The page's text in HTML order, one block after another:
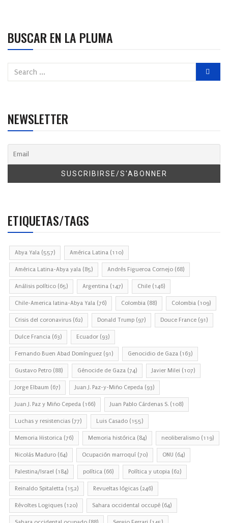
BUSCAR EN LA PLUMA
NEWSLETTER
ETIQUETAS/TAGS
Abya Yala (557) América Latina (110)
América Latina-Abya yala (85) Andrés Figueroa Cornejo (68)
Análisis político (65) Argentina (147) Chile (146)
Chile-America latina-Abya Yala (76) Colombia (88) Colombia (109)
Crisis del coronavirus (62) Donald Trump (97) Douce France (91)
Dulce Francia (63) Ecuador (93)
Fernando Buen Abad Domínguez (91) Genocidio de Gaza (163)
Gustavo Petro (88) Génocide de Gaza (74) Javier Milei (107)
Jorge Elbaum (67) Juan J. Paz-y-Miño Cepeda (93)
Juan J. Paz y Miño Cepeda (166) Juan Pablo Cárdenas S. (108)
Luchas y resistencias (77) Luis Casado (155)
Memoria Historica (76) Memoria histórica (84) neoliberalismo (119)
Nicolás Maduro (64) Ocupación marroquí (70) ONU (64)
Palestina/Israel (184) política (66) Política y utopia (62)
Reinaldo Spitaletta (152) Revueltas lógicas (246)
Révoltes Logiques (120) Sahara occidental occupé (64)